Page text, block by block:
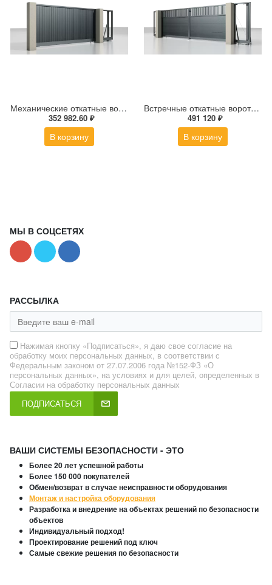
Механические откатные ворота серии Prestige 5000×2000 мм
352 982.60 ₽
В корзину
Встречные откатные ворота Prestige 6 метров
491 120 ₽
В корзину
МЫ В СОЦСЕТЯХ
РАССЫЛКА
Нажимая кнопку «Подписаться», я даю свое согласие на
обработку моих персональных данных, в соответствии с
Федеральным законом от 27.07.2006 года №152-ФЗ «О
персональных данных», на условиях и для целей, определенных в
Согласии на обработку персональных данных
ПОДПИСАТЬСЯ
ВАШИ СИСТЕМЫ БЕЗОПАСНОСТИ - ЭТО
Более 20 лет успешной работы
Более 150 000 покупателей
Обмен/возврат в случае неисправности оборудования
Монтаж и настройка оборудования
Разработка и внедрение на объектах решений по безопасности
объектов
Индивидуальный подход!
Проектирование решений под ключ
Самые свежие решения по безопасности